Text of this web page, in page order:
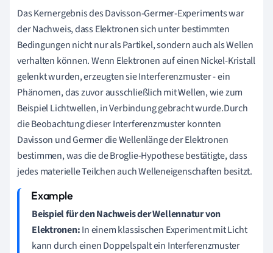
Das Kernergebnis des Davisson-Germer-Experiments war
der Nachweis, dass Elektronen sich unter bestimmten
Bedingungen nicht nur als Partikel, sondern auch als Wellen
verhalten können. Wenn Elektronen auf einen Nickel-Kristall
gelenkt wurden, erzeugten sie Interferenzmuster - ein
Phänomen, das zuvor ausschließlich mit Wellen, wie zum
Beispiel Lichtwellen, in Verbindung gebracht wurde.Durch
die Beobachtung dieser Interferenzmuster konnten
Davisson und Germer die Wellenlänge der Elektronen
bestimmen, was die de Broglie-Hypothese bestätigte, dass
jedes materielle Teilchen auch Welleneigenschaften besitzt.
Beispiel für den Nachweis der Wellennatur von
Elektronen:In einem klassischen Experiment mit Licht
kann durch einen Doppelspalt ein Interferenzmuster